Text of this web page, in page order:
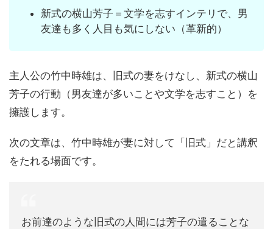
新式の横山芳子＝文学を志すインテリで、男
友達も多く人目も気にしない（革新的）
主人公の竹中時雄は、旧式の妻をけなし、新式の横山
芳子の行動（男友達が多いことや文学を志すこと）を
擁護します。
次の文章は、竹中時雄が妻に対して「旧式」だと講釈
をたれる場面です。
お前達のような旧式の人間には芳子の遣ることな